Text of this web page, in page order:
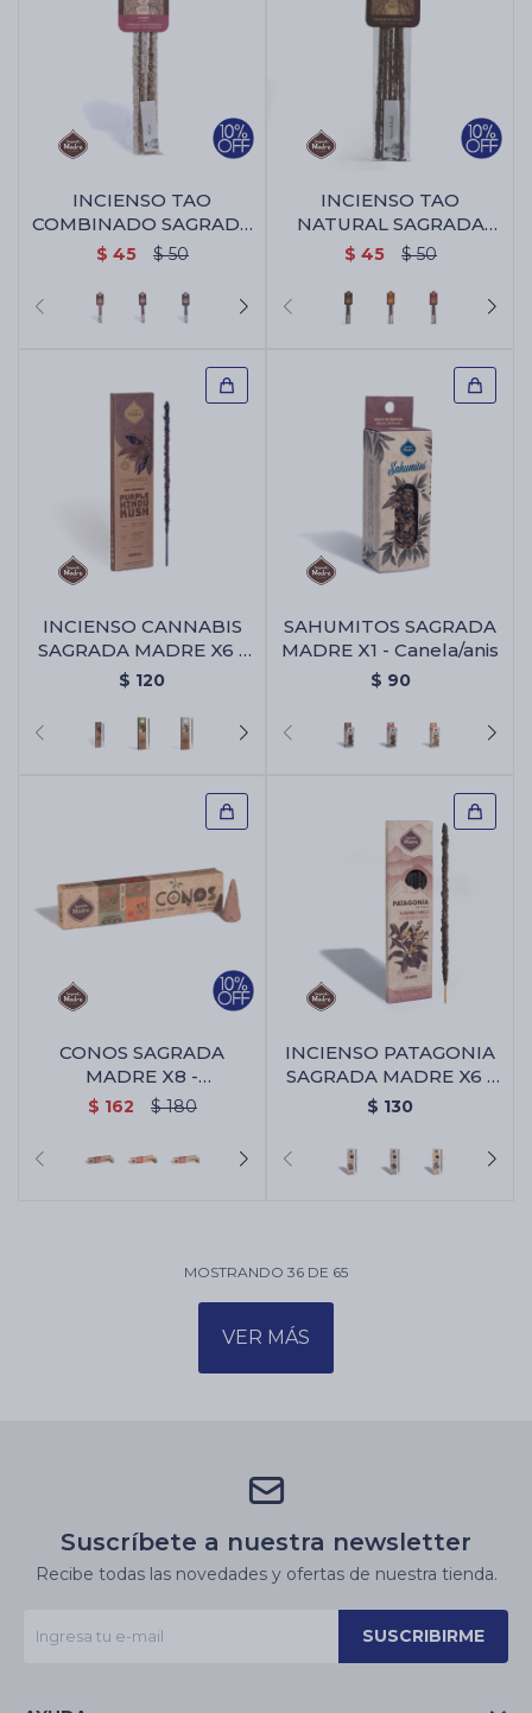
INCIENSO TAO
COMBINADO SAGRADA
MADRE - Rosa/jazmin
$ 45 $ 50
INCIENSO TAO
NATURAL SAGRADA
MADRE X5 - Palo
$ 45 $ 50
INCIENSO CANNABIS
SAGRADA MADRE X6 -
Purple Hindu Kush
$ 120
SAHUMITOS SAGRADA
MADRE X1 - Canela/anis
$ 90
CONOS SAGRADA
MADRE X8 -
Sandalo/yagra
$ 162 $ 180
INCIENSO PATAGONIA
SAGRADA MADRE X6 -
Algaborra/vainilla
$ 130
MOSTRANDO 36 DE 65
VER MÁS
Suscríbete a nuestra newsletter
Recibe todas las novedades y ofertas de nuestra tienda.
SUSCRIBIRME